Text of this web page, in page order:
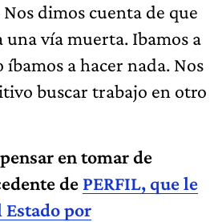
dimos cuenta de que
una vía muerta. Ibamos a
a hacer nada. Nos
buscar trabajo en otro
en tomar de
de PERFIL, que le
por